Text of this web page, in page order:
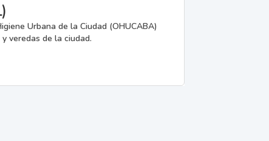
Urbana de la Ciudad (OHUCABA)
veredas de la ciudad.